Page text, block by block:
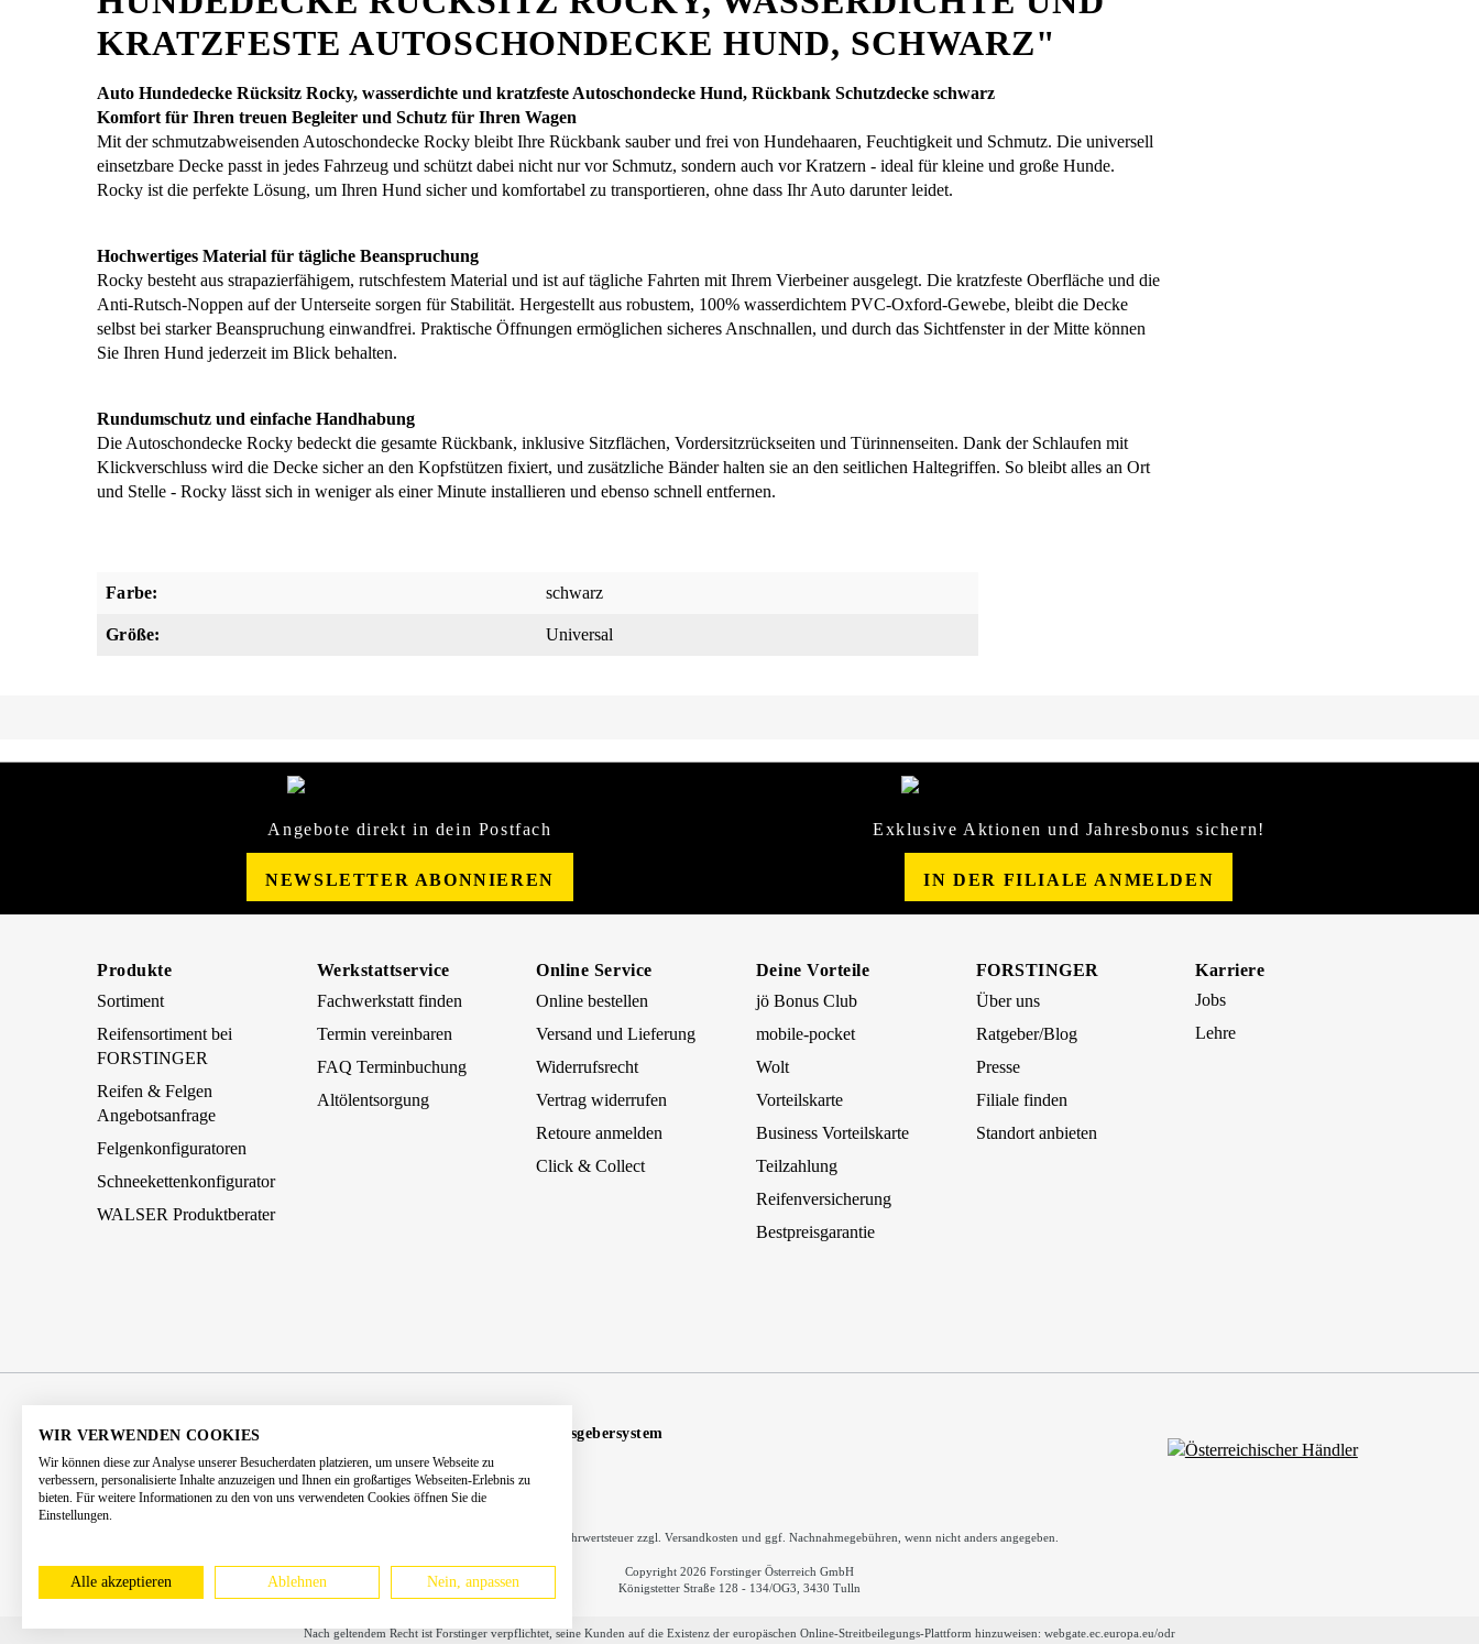
KRATZFESTE AUTOSCHONDECKE HUND, SCHWARZ"
Auto Hundedecke Rücksitz Rocky, wasserdichte und kratzfeste Autoschondecke Hund, Rückbank Schutzdecke schwarz
Komfort für Ihren treuen Begleiter und Schutz für Ihren Wagen
Mit der schmutzabweisenden Autoschondecke Rocky bleibt Ihre Rückbank sauber und frei von Hundehaaren, Feuchtigkeit und Schmutz. Die universell
einsetzbare Decke passt in jedes Fahrzeug und schützt dabei nicht nur vor Schmutz, sondern auch vor Kratzern - ideal für kleine und große Hunde.
Rocky ist die perfekte Lösung, um Ihren Hund sicher und komfortabel zu transportieren, ohne dass Ihr Auto darunter leidet.
Hochwertiges Material für tägliche Beanspruchung
Rocky besteht aus strapazierfähigem, rutschfestem Material und ist auf tägliche Fahrten mit Ihrem Vierbeiner ausgelegt. Die kratzfeste Oberfläche und die
Anti-Rutsch-Noppen auf der Unterseite sorgen für Stabilität. Hergestellt aus robustem, 100% wasserdichtem PVC-Oxford-Gewebe, bleibt die Decke
selbst bei starker Beanspruchung einwandfrei. Praktische Öffnungen ermöglichen sicheres Anschnallen, und durch das Sichtfenster in der Mitte können
Sie Ihren Hund jederzeit im Blick behalten.
Rundumschutz und einfache Handhabung
Die Autoschondecke Rocky bedeckt die gesamte Rückbank, inklusive Sitzflächen, Vordersitzrückseiten und Türinnenseiten. Dank der Schlaufen mit
Klickverschluss wird die Decke sicher an den Kopfstützen fixiert, und zusätzliche Bänder halten sie an den seitlichen Haltegriffen. So bleibt alles an Ort
und Stelle - Rocky lässt sich in weniger als einer Minute installieren und ebenso schnell entfernen.
Farbe: schwarz
Größe: Universal
Angebote direkt in dein Postfach
NEWSLETTER ABONNIEREN
Exklusive Aktionen und Jahresbonus sichern!
IN DER FILIALE ANMELDEN
Produkte
Sortiment
Reifensortiment bei
FORSTINGER
Reifen & Felgen
Angebotsanfrage
Felgenkonfiguratoren
Schneekettenkonfigurator
WALSER Produktberater
Werkstattservice
Fachwerkstatt finden
Termin vereinbaren
FAQ Terminbuchung
Altölentsorgung
Online Service
Online bestellen
Versand und Lieferung
Widerrufsrecht
Vertrag widerrufen
Retoure anmelden
Click & Collect
Deine Vorteile
jö Bonus Club
mobile-pocket
Wolt
Vorteilskarte
Business Vorteilskarte
Teilzahlung
Reifenversicherung
Bestpreisgarantie
FORSTINGER
Über uns
Ratgeber/Blog
Presse
Filiale finden
Standort anbieten
Karriere
Jobs
Lehre
AGB Impressum
Hinweisgebersystem
Barrierefreiheitserklärung
Kontakt
* Alle Preise inkl. gesetzl. Mehrwertsteuer zzgl. Versandkosten und ggf. Nachnahmegebühren, wenn nicht anders angegeben.
Copyright 2026 Forstinger Österreich GmbH
Königstetter Straße 128 - 134/OG3, 3430 Tulln
Nach geltendem Recht ist Forstinger verpflichtet, seine Kunden auf die Existenz der europäschen Online-Streitbeilegungs-Plattform hinzuweisen: webgate.ec.europa.eu/odr
WIR VERWENDEN COOKIES
Wir können diese zur Analyse unserer Besucherdaten platzieren, um unsere Webseite zu
verbessern, personalisierte Inhalte anzuzeigen und Ihnen ein großartiges Webseiten-Erlebnis zu
bieten. Für weitere Informationen zu den von uns verwendeten Cookies öffnen Sie die
Einstellungen.
Alle akzeptieren Ablehnen Nein, anpassen